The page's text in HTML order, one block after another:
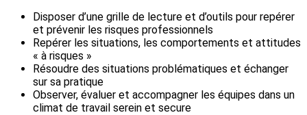
Disposer d’une grille de lecture et d’outils pour repérer
et prévenir les risques professionnels
Repérer les situations, les comportements et attitudes
« à risques »
Résoudre des situations problématiques et échanger
sur sa pratique
Observer, évaluer et accompagner les équipes dans un
climat de travail serein et secure